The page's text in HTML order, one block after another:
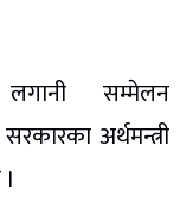
सम्मेलन
अर्थमन्त्री